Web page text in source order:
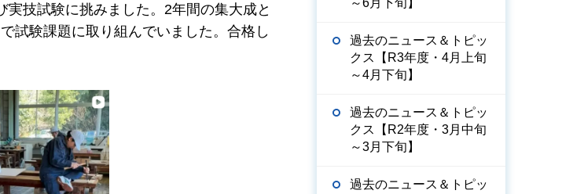
技試験に挑みました。2年間の集大成と
試験課題に取り組んでいました。合格し
～6月下旬】
過去のニュース＆トピッ
クス【R3年度・4月上旬
～4月下旬】
過去のニュース＆トピッ
クス【R2年度・3月中旬
～3月下旬】
過去のニュース＆トピッ